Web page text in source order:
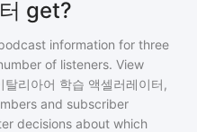
get?
information for three
of listeners. View
탈리아어 학습 액셀러레이터,
and subscriber
decisions about which